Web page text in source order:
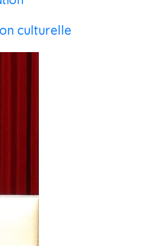
culturelle